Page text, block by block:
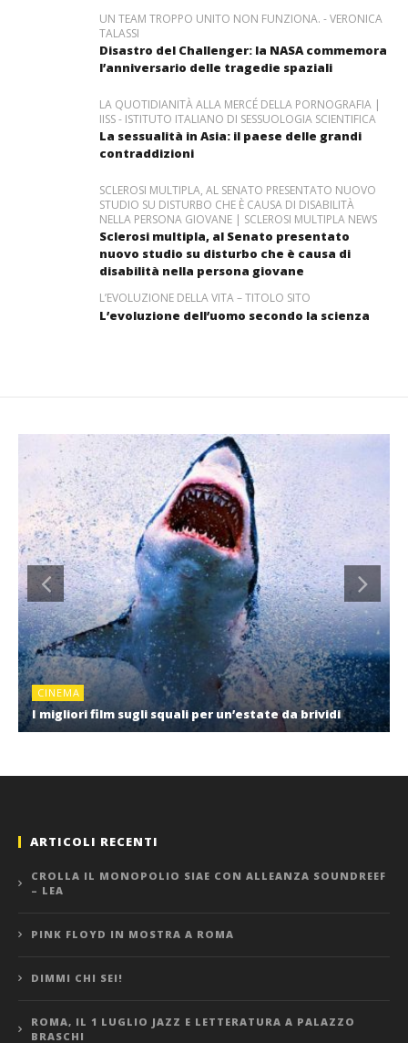
UN TEAM TROPPO UNITO NON FUNZIONA. - VERONICA
TALASSI
Disastro del Challenger: la NASA commemora
l’anniversario delle tragedie spaziali
LA QUOTIDIANITÀ ALLA MERCÉ DELLA PORNOGRAFIA |
IISS - ISTITUTO ITALIANO DI SESSUOLOGIA SCIENTIFICA
La sessualità in Asia: il paese delle grandi
contraddizioni
SCLEROSI MULTIPLA, AL SENATO PRESENTATO NUOVO
STUDIO SU DISTURBO CHE È CAUSA DI DISABILITÀ
NELLA PERSONA GIOVANE | SCLEROSI MULTIPLA NEWS
Sclerosi multipla, al Senato presentato
nuovo studio su disturbo che è causa di
disabilità nella persona giovane
L’EVOLUZIONE DELLA VITA – TITOLO SITO
L’evoluzione dell’uomo secondo la scienza
CINEMA
I migliori film sugli squali per un’estate da brividi
ARTICOLI RECENTI
CROLLA IL MONOPOLIO SIAE CON ALLEANZA SOUNDREEF
– LEA
PINK FLOYD IN MOSTRA A ROMA
DIMMI CHI SEI!
ROMA, IL 1 LUGLIO JAZZ E LETTERATURA A PALAZZO
BRASCHI